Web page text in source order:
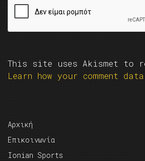
This site uses Akismet to
Learn how your comment
Αρχική
Επικοινωνία
Ionian Sports